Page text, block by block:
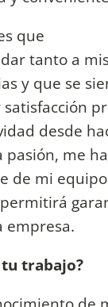
que
tanto a
y que se
desde
pasión, me
de mi
empresa.
tu trabajo?